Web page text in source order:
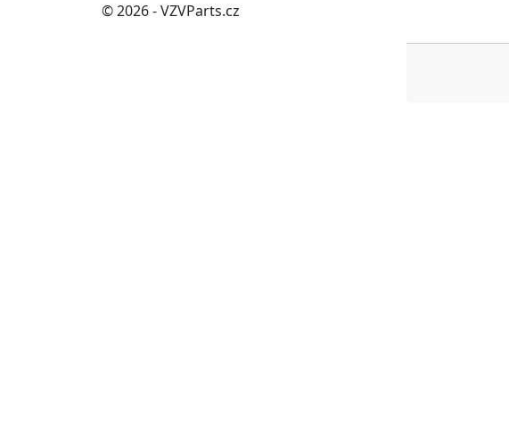
© 2026 - VZVParts.cz Zásady